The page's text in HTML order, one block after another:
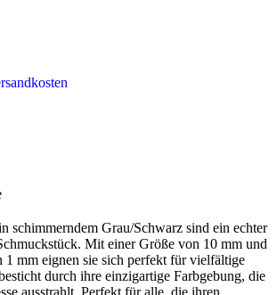
schimmerndem Grau/Schwarz sind ein echter
Mit einer Größe von 10 mm und
1 mm eignen sie sich perfekt für vielfältige
durch ihre einzigartige Farbgebung, die
ausstrahlt. Perfekt für alle, die ihren